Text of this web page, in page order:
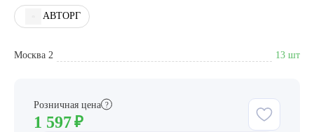
Розничная цена ?
1 597₽
АВТОРГ
Москва 2 13 шт